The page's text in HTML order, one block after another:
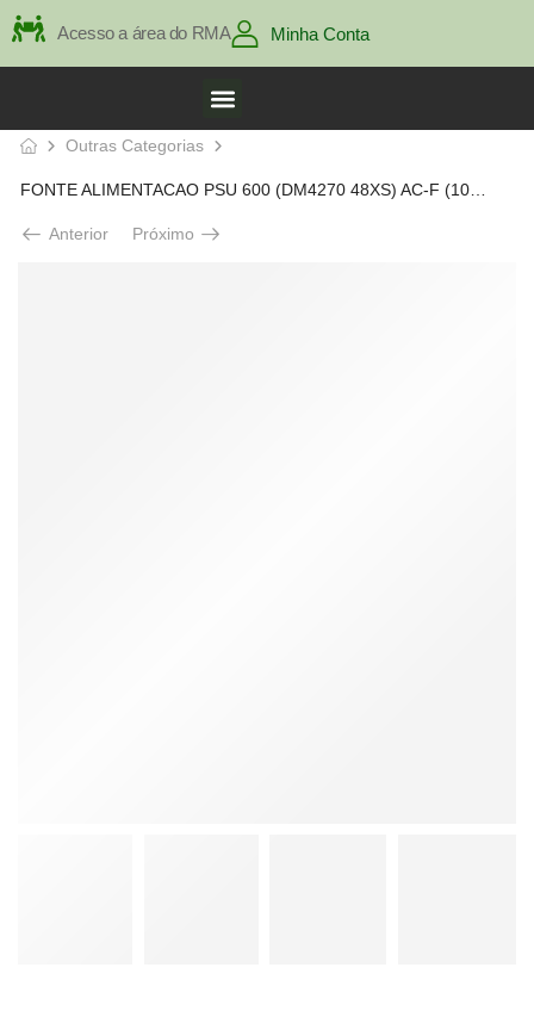
Acesso a área do RMA Minha Conta
Outras Categorias
Anterior Próximo